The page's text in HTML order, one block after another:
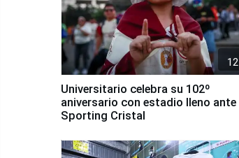
12
Universitario celebra su 102º
aniversario con estadio lleno ante
Sporting Cristal